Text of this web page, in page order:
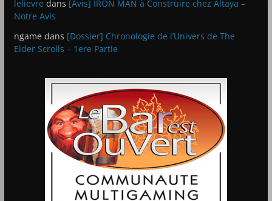
lelievre dans [Avis] IRON MAN à Construire chez Altaya –
Notre Avis
ngame dans [Dossier] Chronologie de l’Univers de The
Elder Scrolls – 1ere Partie